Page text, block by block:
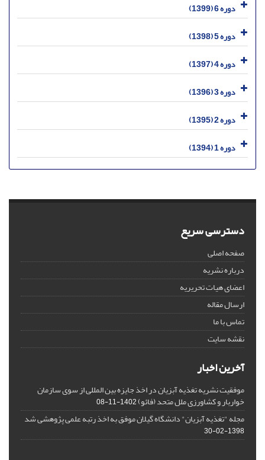
دوره 6 (1399)
دوره 5 (1398)
دوره 4 (1397)
دوره 3 (1396)
دوره 2 (1395)
دوره 1 (1394)
دسترسی سریع
صفحه اصلی
درباره نشریه
اعضای هیات تحریریه
ارسال مقاله
تماس با ما
نقشه سایت
آخرین اخبار
موفقیت نشریه تغذیه آبزیان در اخذ جایزه بین المللی از سوی سازمان
خواربار و کشاورزی ملل متحد (فائو)1402-11-08
مجله "تغذیه آبزیان" دانشگاه گیلان موفق به اخذ رتبه علمی پژوهشی شد
1398-02-30